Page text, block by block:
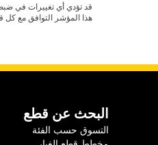
هذا المؤشر التوافق مع كل
البحث عن قطع
التسوق حسب الفئة